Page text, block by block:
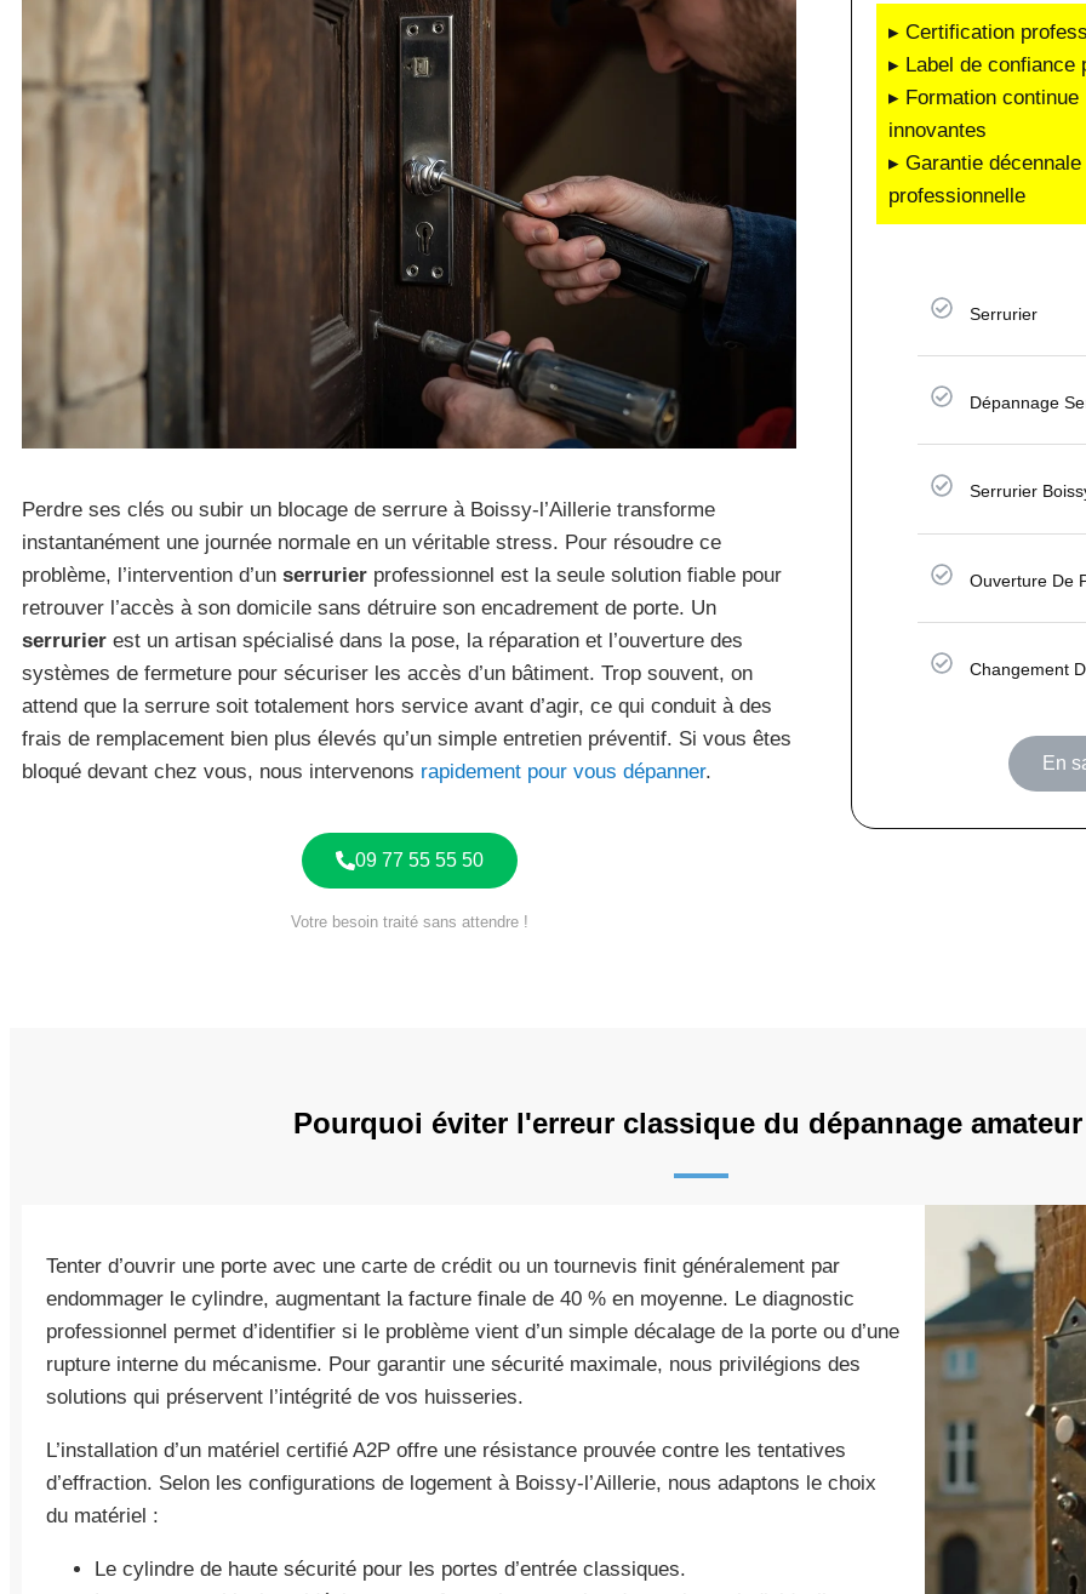
Perdre ses clés ou subir un blocage de serrure à Boissy-l’Aillerie transforme
instantanément une journée normale en un véritable stress. Pour résoudre ce
problème, l’intervention d’un serrurier professionnel est la seule solution fiable pour
retrouver l’accès à son domicile sans détruire son encadrement de porte. Un
serrurier est un artisan spécialisé dans la pose, la réparation et l’ouverture des
systèmes de fermeture pour sécuriser les accès d’un bâtiment. Trop souvent, on
attend que la serrure soit totalement hors service avant d’agir, ce qui conduit à des
frais de remplacement bien plus élevés qu’un simple entretien préventif. Si vous êtes
bloqué devant chez vous, nous intervenons rapidement pour vous dépanner.
09 77 55 55 50
Votre besoin traité sans attendre !
▸ Certification
▸ Label de confiance
▸ Formation
innovantes
▸ Garantie
professionnelle
Serrurier
Dépannage
Serrurier
Ouverture De
Changement
En
Pourquoi éviter l'erreur classique du dépannage
Tenter d’ouvrir une porte avec une carte de crédit ou un tournevis finit généralement par
endommager le cylindre, augmentant la facture finale de 40 % en moyenne. Le diagnostic
professionnel permet d’identifier si le problème vient d’un simple décalage de la porte ou d’une
rupture interne du mécanisme. Pour garantir une sécurité maximale, nous privilégions des
solutions qui préservent l’intégrité de vos huisseries.
L’installation d’un matériel certifié A2P offre une résistance prouvée contre les tentatives
d’effraction. Selon les configurations de logement à Boissy-l’Aillerie, nous adaptons le choix
du matériel :
Le cylindre de haute sécurité pour les portes d’entrée classiques.